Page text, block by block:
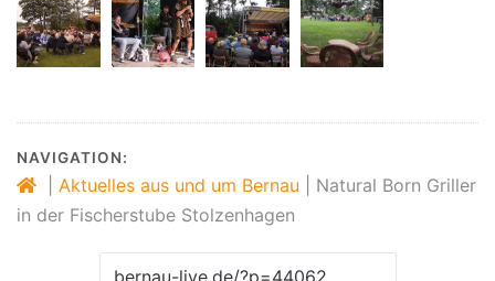
NAVIGATION:
Aktuelles aus und um Bernau
Natural Born Griller
in der Fischerstube Stolzenhagen